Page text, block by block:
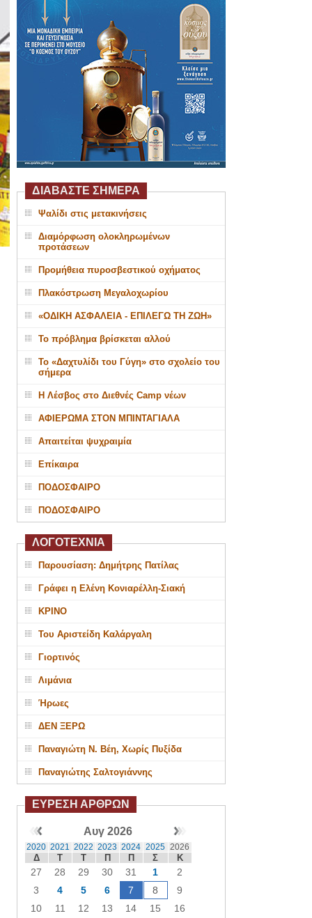
ΔΙΑΒΑΣΤΕ ΣΗΜΕΡΑ
Ψαλίδι στις μετακινήσεις
Διαμόρφωση ολοκληρωμένων
προτάσεων
Προμήθεια πυροσβεστικού οχήματος
Πλακόστρωση Μεγαλοχωρίου
«ΟΔΙΚΗ ΑΣΦΑΛΕΙΑ - ΕΠΙΛΕΓΩ ΤΗ ΖΩΗ»
Το πρόβλημα βρίσκεται αλλού
Το «Δαχτυλίδι του Γύγη» στο σχολείο του
σήμερα
Η Λέσβος στο Διεθνές Camp νέων
ΑΦΙΕΡΩΜΑ ΣΤΟΝ ΜΠΙΝΤΑΓΙΑΛΑ
Απαιτείται ψυχραιμία
Επίκαιρα
ΠΟΔΟΣΦΑΙΡΟ
ΠΟΔΟΣΦΑΙΡΟ
ΛΟΓΟΤΕΧΝΙΑ
Παρουσίαση: Δημήτρης Πατίλας
Γράφει η Ελένη Κονιαρέλλη-Σιακή
ΚΡΙΝΟ
Του Αριστείδη Καλάργαλη
Γιορτινός
Λιμάνια
Ήρωες
ΔΕΝ ΞΕΡΩ
Παναγιώτη Ν. Βέη, Χωρίς Πυξίδα
Παναγιώτης Σαλτογιάννης
ΕΥΡΕΣΗ ΑΡΘΡΩΝ
Αυγ 2026
2020 2021 2022 2023 2024 2025 2026
Δ Τ Τ Π Π Σ Κ
27 28 29 30 31 1
2
3
4 5 6 7 8
9
10
11 12 13 14 15
16